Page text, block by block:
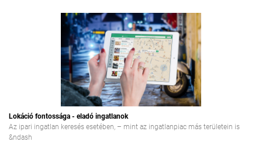
Lokáció fontossága - eladó ingatlanok
Az ipari ingatlan keresés esetében, – mint az ingatlanpiac más területein is
&ndash